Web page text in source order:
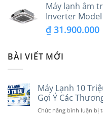
Máy lạnh âm
Inverter
₫ 31.900.000
BÀI VIẾT MỚI
Máy Lạnh 10
Gợi Ý Các
Chức năng bình luận bị